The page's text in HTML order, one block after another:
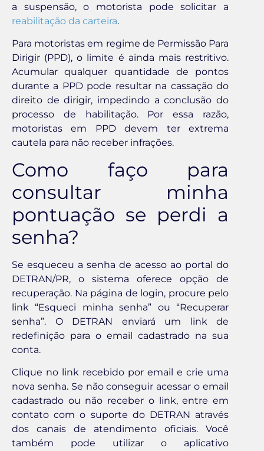
a suspensão, o motorista pode solicitar a
reabilitação da carteira.
Para motoristas em regime de Permissão Para
Dirigir (PPD), o limite é ainda mais restritivo.
Acumular qualquer quantidade de pontos
durante a PPD pode resultar na cassação do
direito de dirigir, impedindo a conclusão do
processo de habilitação. Por essa razão,
motoristas em PPD devem ter extrema
cautela para não receber infrações.
Como faço para
consultar minha
pontuação se perdi a
senha?
Se esqueceu a senha de acesso ao portal do
DETRAN/PR, o sistema oferece opção de
recuperação. Na página de login, procure pelo
link “Esqueci minha senha” ou “Recuperar
senha”. O DETRAN enviará um link de
redefinição para o email cadastrado na sua
conta.
Clique no link recebido por email e crie uma
nova senha. Se não conseguir acessar o email
cadastrado ou não receber o link, entre em
contato com o suporte do DETRAN através
dos canais de atendimento oficiais. Você
também pode utilizar o aplicativo